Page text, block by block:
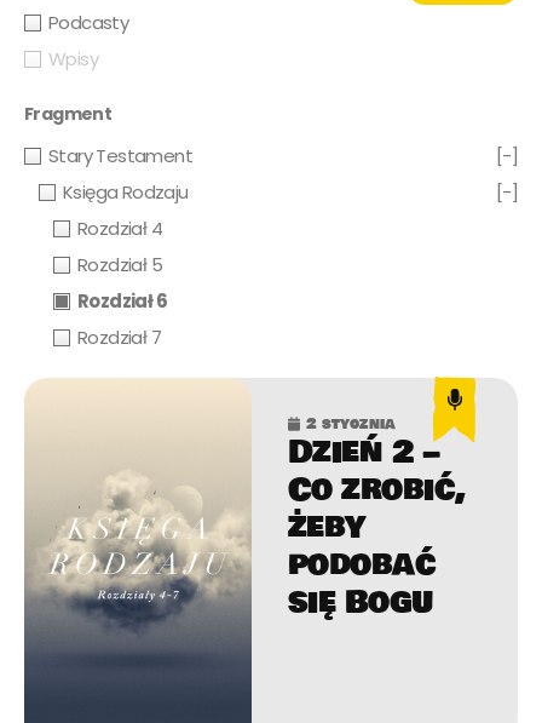
Podcasty
Wpisy
Fragment
Stary Testament
[-]
Księga Rodzaju
[-]
Rozdział 4
Rozdział 5
Rozdział 6
Rozdział 7
2 stycznia
Dzień 2 –
Co zrobić,
żeby
podobać
się Bogu